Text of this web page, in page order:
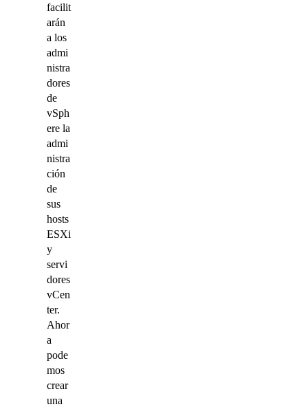
facilit
arán
a los
admi
nistra
dores
de
vSph
ere la
admi
nistra
ción
de
sus
hosts
ESXi
y
servi
dores
vCen
ter.
Ahor
a
pode
mos
crear
una